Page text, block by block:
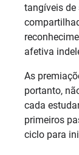
tangíveis de
afetiva
As
portanto,
cada
primeiros
ciclo para